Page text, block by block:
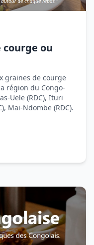
ou
graines de courge
région du Congo-
Uele (RDC), Ituri
Mai-Ndombe (RDC).